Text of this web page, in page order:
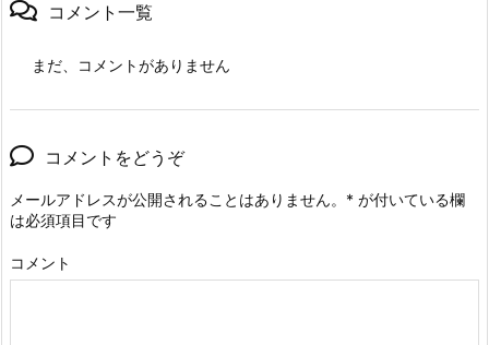
コメント一覧
まだ、コメントがありません
コメントをどうぞ
メールアドレスが公開されることはありません。 * が付いている欄
は必須項目です
コメント